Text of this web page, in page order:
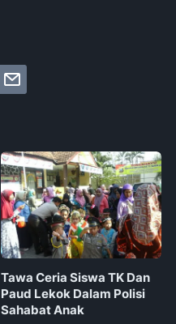
Tawa Ceria Siswa TK Dan
Paud Lekok Dalam Polisi
Sahabat Anak